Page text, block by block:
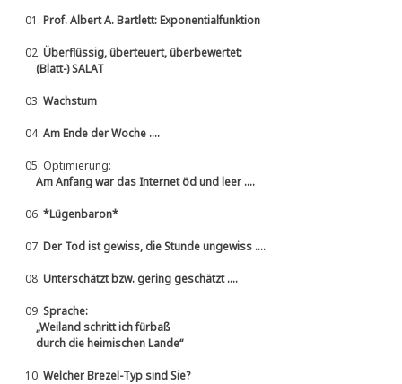
01.Prof. Albert A. Bartlett: Exponentialfunktion
02.Überflüssig, überteuert, überbewertet:
(Blatt-) SALAT
03.Wachstum
04.Am Ende der Woche ....
05. Optimierung:
Am Anfang war das Internet öd und leer ....
06.*Lügenbaron*
07.Der Tod ist gewiss, die Stunde ungewiss ....
08.Unterschätzt bzw. gering geschätzt ....
09.Sprache:
„Weiland schritt ich fürbaß
durch die heimischen Lande“
10.Welcher Brezel-Typ sind Sie?